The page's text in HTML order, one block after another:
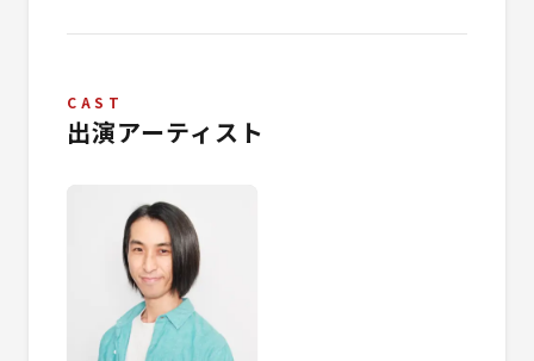
CAST
出演アーティスト